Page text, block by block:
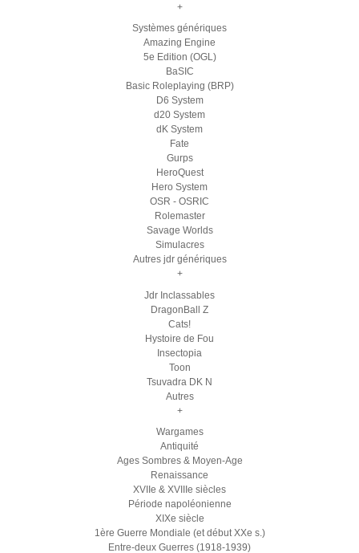
+
Systèmes génériques
Amazing Engine
5e Edition (OGL)
BaSIC
Basic Roleplaying (BRP)
D6 System
d20 System
dK System
Fate
Gurps
HeroQuest
Hero System
OSR - OSRIC
Rolemaster
Savage Worlds
Simulacres
Autres jdr génériques
+
Jdr Inclassables
DragonBall Z
Cats!
Hystoire de Fou
Insectopia
Toon
Tsuvadra DK N
Autres
+
Wargames
Antiquité
Ages Sombres & Moyen-Age
Renaissance
XVIIe & XVIIIe siècles
Période napoléonienne
XIXe siècle
1ère Guerre Mondiale (et début XXe s.)
Entre-deux Guerres (1918-1939)